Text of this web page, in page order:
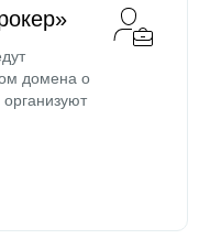
домена о